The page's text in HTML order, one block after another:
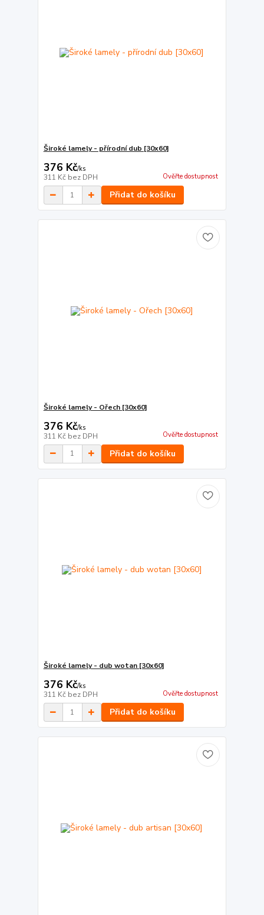
Široké lamely - přírodní dub [30x60]
376 Kč/ks
311 Kč bez DPH Ověřte dostupnost
Přidat do košíku
Široké lamely - Ořech [30x60]
376 Kč/ks
311 Kč bez DPH Ověřte dostupnost
Přidat do košíku
Široké lamely - dub wotan [30x60]
376 Kč/ks
311 Kč bez DPH Ověřte dostupnost
Přidat do košíku